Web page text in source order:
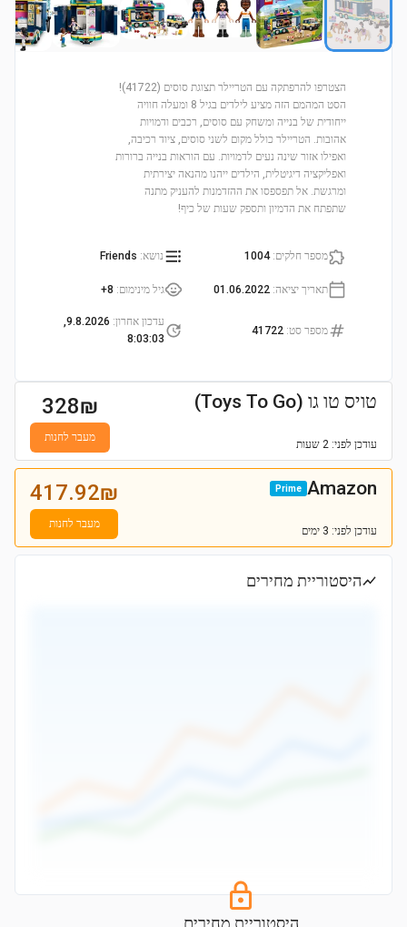
הצטרפו להרפתקה עם הטריילר תצוגת סוסים (41722)!
הסט המהמם הזה מציע לילדים בגיל 8 ומעלה חוויה
ייחודית של בנייה ומשחק עם סוסים, רכבים ודמויות
אהובות. הטריילר כולל מקום לשני סוסים, ציוד רכיבה,
ואפילו אזור שינה נעים לדמויות. עם הוראות בנייה ברורות
ואפליקציה דיגיטלית, הילדים ייהנו מהנאה יצירתית
ומרגשת. אל תפספסו את ההזדמנות להעניק מתנה
שתפתח את הדמיון ותספק שעות של כיף!
מספר חלקים:
1004 נושא:
Friends
תאריך יציאה:
01.06.2022 גיל מינימום:
8+
מספר סט:
41722
עדכון אחרון:
9.8.2026,
8:03:03
טויס טו גו (Toys To Go)
עודכן לפני: 2 שעות
328₪
מעבר לחנות
Amazon
Prime
עודכן לפני: 3 ימים
417.92₪
מעבר לחנות
היסטוריית מחירים
היסטוריית מחירים